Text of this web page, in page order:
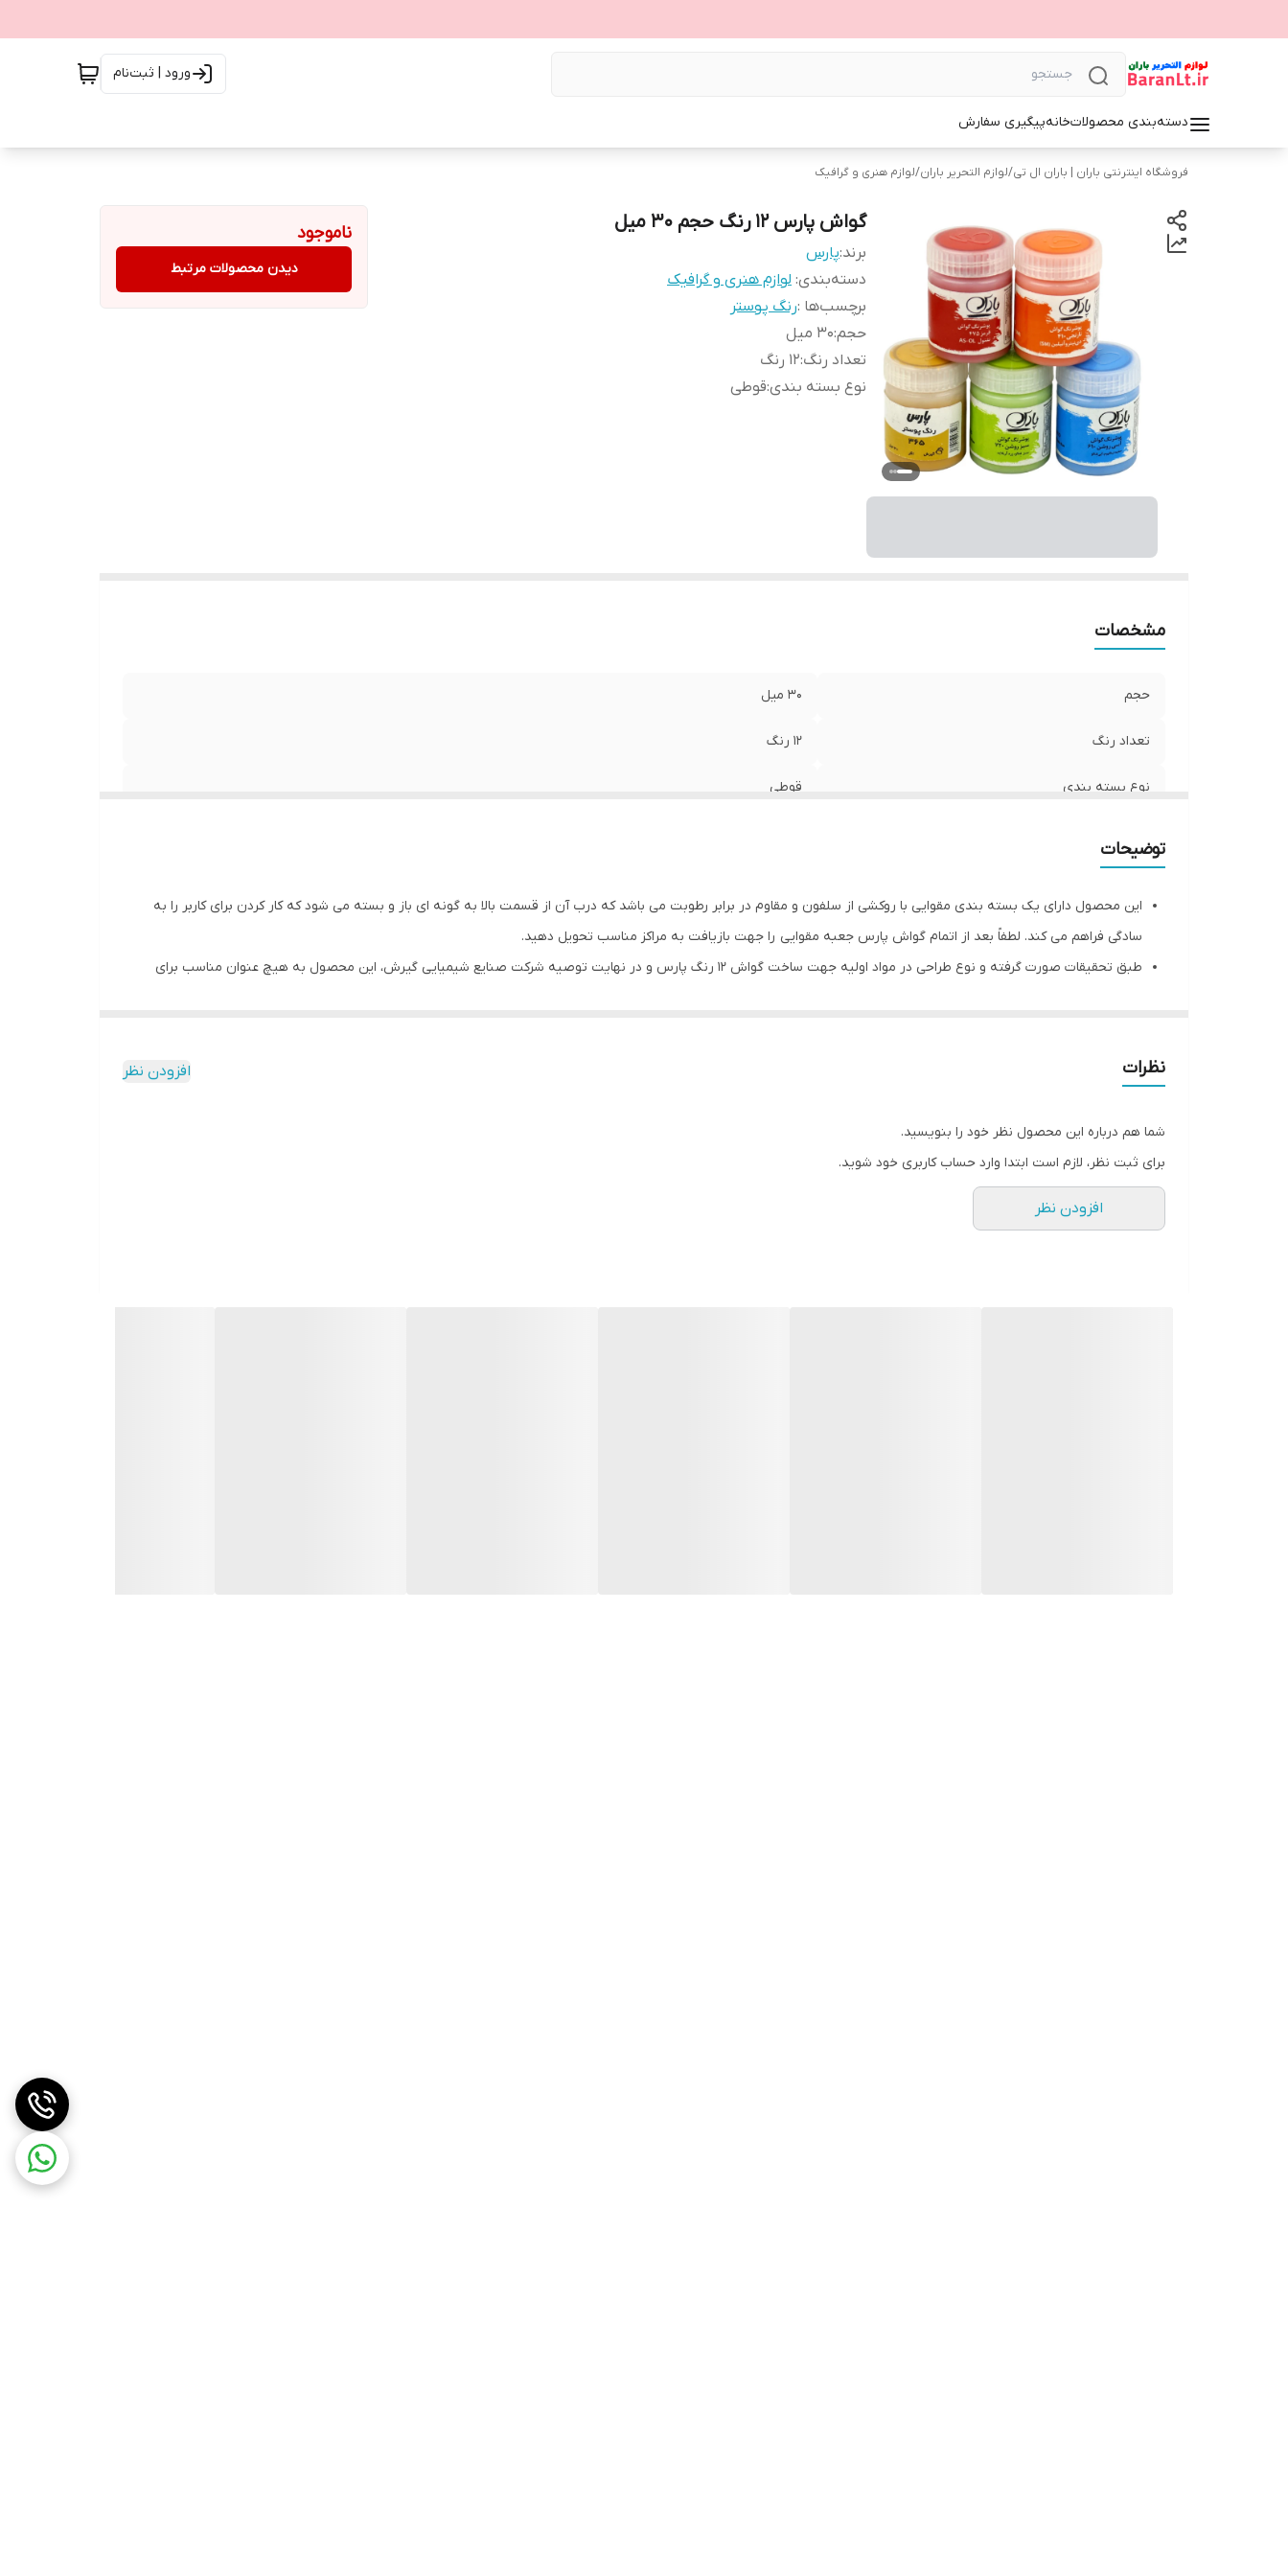
ورود | ثبت‌نام
دسته‌بندی محصولاتخانهپیگیری سفارش
فروشگاه اینترنتی باران | باران ال تی/لوازم التحریر باران/لوازم هنری و گرافیک
گواش پارس 12 رنگ حجم 30 میل
برند:پارس
دسته‌بندی: لوازم هنری و گرافیک
برچسب‌ها :رنگ پوستر
حجم:30 میل
تعداد رنگ:12 رنگ
نوع بسته بندی:قوطی
ناموجود
دیدن محصولات مرتبط
مشخصات
حجم 30 میل
تعداد رنگ 12 رنگ
نوع بسته بندی قوطی
توضیحات
این محصول دارای یک بسته بندی مقوایی با روکشی از سلفون و مقاوم در برابر رطوبت می باشد که درب آن از قسمت بالا به گونه ای باز و بسته می شود که کار کردن برای کاربر را به
سادگی فراهم می کند. لطفاً بعد از اتمام گواش پارس جعبه مقوایی را جهت بازیافت به مراکز مناسب تحویل دهید.
طبق تحقیقات صورت گرفته و نوع طراحی در مواد اولیه جهت ساخت گواش 12 رنگ پارس و در نهایت توصیه شرکت صنایع شیمیایی گیرش، این محصول به هیچ عنوان مناسب برای
را بر روی انواع سطوح صاف و عمودی ایجاد کند. این موضوع به شما سرعت عمل و امکان ایجاد هر گونه نقاشی هنرمندانه ای را بر روی سطوحی مانند کاغذ، مقوا، بوم، شیشه، سرامیک،
سفال و غیره می دهد.
رنگی دیگر می باشد.
نظرات افزودن نظر
شما هم درباره این محصول نظر خود را بنویسید.
برای ثبت نظر، لازم است ابتدا وارد حساب کاربری خود شوید.
افزودن نظر